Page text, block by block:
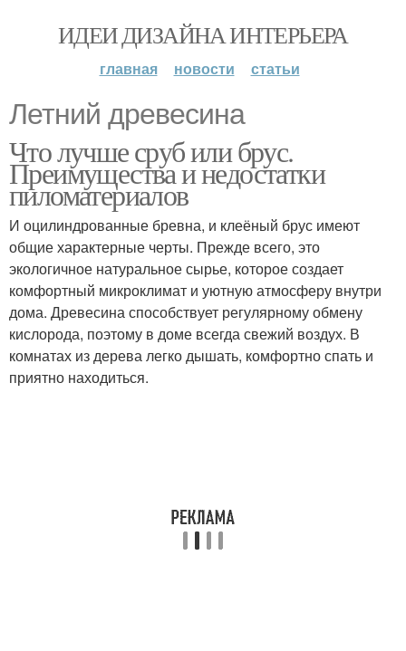
ИДЕИ ДИЗАЙНА ИНТЕРЬЕРА
главная новости статьи
Летний древесина
Что лучше сруб или брус.
Преимущества и недостатки
пиломатериалов
И оцилиндрованные бревна, и клеёный брус имеют
общие характерные черты. Прежде всего, это
экологичное натуральное сырье, которое создает
комфортный микроклимат и уютную атмосферу внутри
дома. Древесина способствует регулярному обмену
кислорода, поэтому в доме всегда свежий воздух. В
комнатах из дерева легко дышать, комфортно спать и
приятно находиться.